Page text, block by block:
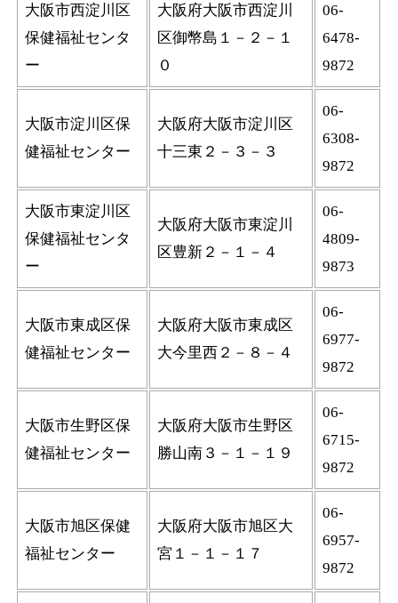
大阪市西淀川区
保健福祉センタ
ー
大阪府大阪市西淀川
区御幣島１－２－１
０
06-
6478-
9872
大阪市淀川区保
健福祉センター
大阪府大阪市淀川区
十三東２－３－３
06-
6308-
9872
大阪市東淀川区
保健福祉センタ
ー
大阪府大阪市東淀川
区豊新２－１－４
06-
4809-
9873
大阪市東成区保
健福祉センター
大阪府大阪市東成区
大今里西２－８－４
06-
6977-
9872
大阪市生野区保
健福祉センター
大阪府大阪市生野区
勝山南３－１－１９
06-
6715-
9872
大阪市旭区保健
福祉センター
大阪府大阪市旭区大
宮１－１－１７
06-
6957-
9872